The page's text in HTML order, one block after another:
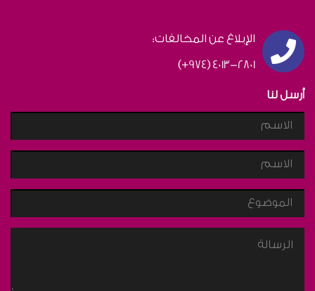
الإبلاغ عن المخالفات‎:
(+974) 4013-2801
أرسل لنا